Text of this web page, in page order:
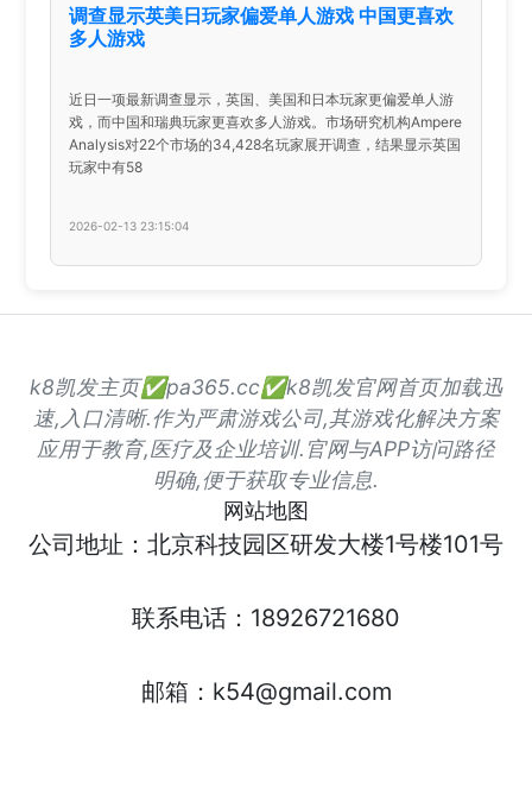
调查显示英美日玩家偏爱单人游戏 中国更喜欢
多人游戏
近日一项最新调查显示，英国、美国和日本玩家更偏爱单人游
戏，而中国和瑞典玩家更喜欢多人游戏。市场研究机构Ampere
Analysis对22个市场的34,428名玩家展开调查，结果显示英国
玩家中有58
2026-02-13 23:15:04
k8凯发主页✅pa365.cc✅k8凯发官网首页加载迅
速,入口清晰.作为严肃游戏公司,其游戏化解决方案
应用于教育,医疗及企业培训.官网与APP访问路径
明确,便于获取专业信息.
网站地图
公司地址：北京科技园区研发大楼1号楼101号
联系电话：18926721680
邮箱：k54@gmail.com